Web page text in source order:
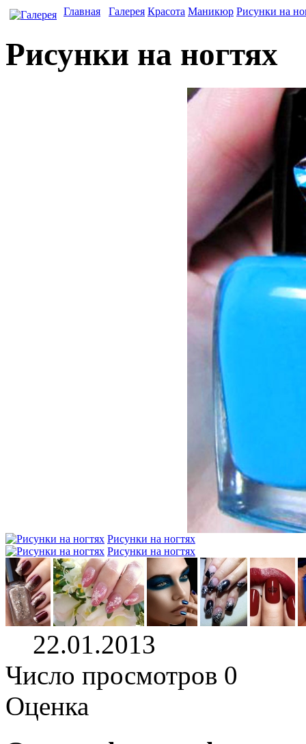
Главная Галерея Красота Маникюр Рисунки на
Рисунки на ногтях
Рисунки на ногтях
Рисунки на ногтях
22.01.2013
Число просмотров 0
Оценка